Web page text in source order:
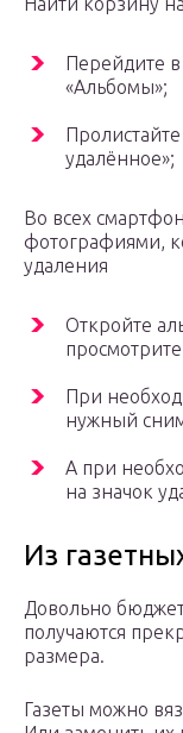
Перейдите в
«Альбомы»;
удалённое»;
Во всех
фотографиями,
удаления
Откройте
При
нужный
А при
на значок
Из
Довольно
получаются
размера.
Газеты можно